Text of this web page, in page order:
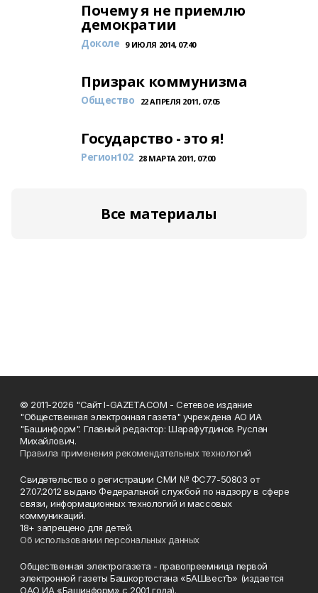
Почему я не приемлю
демократии
Доколе 9 ИЮЛЯ 2014, 07:40
Призрак коммунизма
Общество 22 АПРЕЛЯ 2011, 07:05
Государство - это я!
Регион102 28 МАРТА 2011, 07:00
Все материалы
© 2011-2026 "Сайт I-GAZETA.COM - Сетевое издание
"Общественная электронная газета" учреждена АО ИА
"Башинформ". Главный редактор: Шарафутдинов Руслан
Михайлович.
Правила применения рекомендательных технологий
Свидетельство о регистрации СМИ № ФС77-50803 от
27.07.2012 выдано Федеральной службой по надзору в сфере
связи, информационных технологий и массовых
коммуникаций.
18+ запрещено для детей.
Об использовании персональных данных
Общественная электрогазета - правопреемница первой
электронной газеты Башкортостана «БАШвестЪ» (издается
ОАО ИА «Башинформ» с 2001 года).